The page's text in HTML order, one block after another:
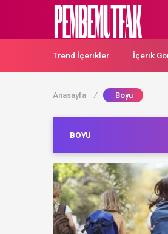
Trend İçerikler İçerik
Anasayfa / Boyu
BOYU